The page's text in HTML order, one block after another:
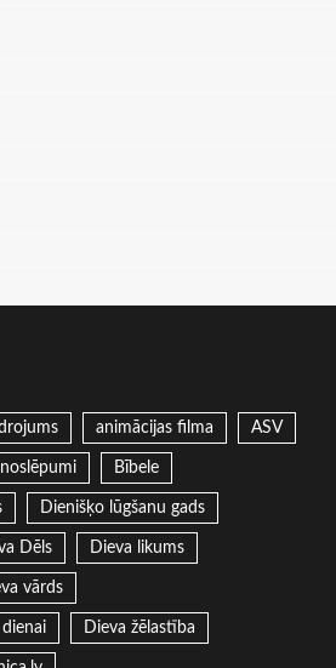
animācijas filma ASV
Bībele
Dienišķo lūgšanu gads
Dēls Dieva likums
vārds
Dieva žēlastība